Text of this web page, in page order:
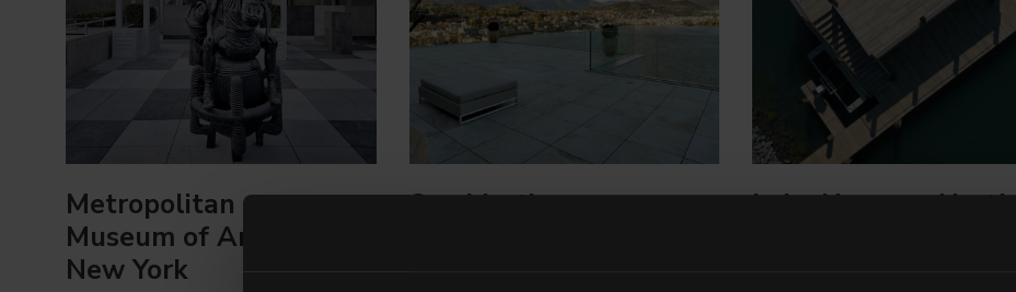
Metropolitan
Museum of Art,
New York
San Martino
Lake Norman, North